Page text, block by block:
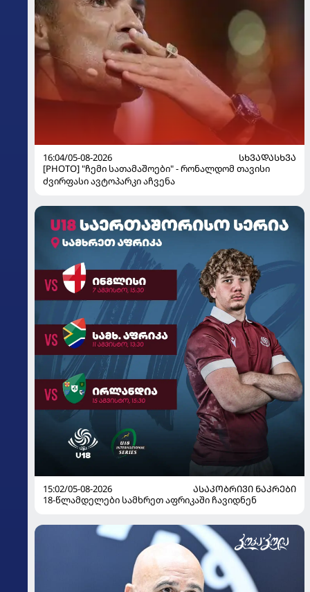
16:04/05-08-2026
ᲡᲮᲕᲐᲓᲐᲡᲮᲕᲐ
[PHOTO] "ჩემი სათამაშოები" - რონალდომ თავისი
ძვირფასი ავტოპარკი აჩვენა
15:02/05-08-2026
ᲐᲡᲐᲙᲝᲑᲠᲘᲕᲘ ᲜᲐᲙᲠᲔᲑᲘ
18-წლამდელები სამხრეთ აფრიკაში ჩავიდნენ